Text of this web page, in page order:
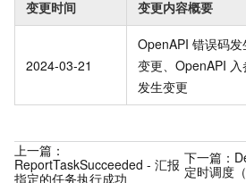
变更时间 变更内容概要
2024-03-21
OpenAPI 错误码发
变更、OpenAPI 入
发生变更
上一篇：
ReportTaskSucceeded - 汇报
指定的任务执行成功
下一篇：
定时调度